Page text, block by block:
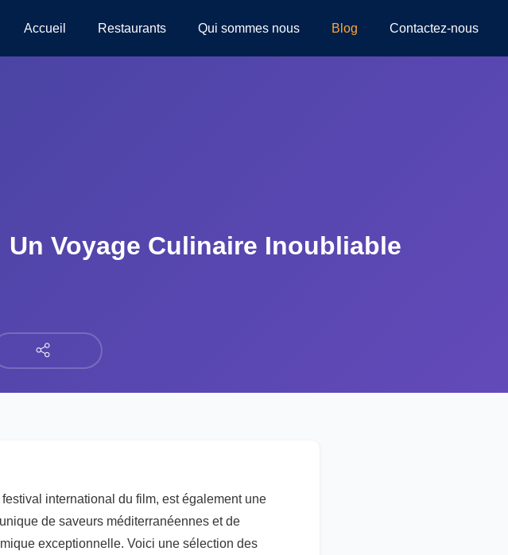
Accueil Restaurants Qui sommes nous Blog Contactez-nous
Voyage Culinaire Inoubliable
international du film, est également une
de saveurs méditerranéennes et de
exceptionnelle. Voici une sélection des